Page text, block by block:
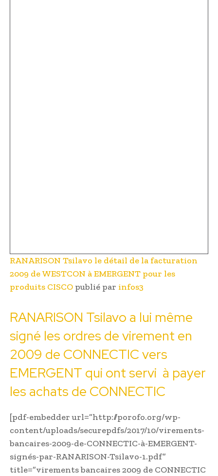
RANARISON Tsilavo le détail de la facturation
2009 de WESTCON à EMERGENT pour les
produits CISCO publié par infos3
RANARISON Tsilavo a lui même
signé les ordres de virement en
2009 de CONNECTIC vers
EMERGENT qui ont servi à payer
les achats de CONNECTIC
[pdf-embedder url=”http://porofo.org/wp-
content/uploads/securepdfs/2017/10/virements-
bancaires-2009-de-CONNECTIC-à-EMERGENT-
signés-par-RANARISON-Tsilavo-1.pdf”
title=”virements bancaires 2009 de CONNECTIC